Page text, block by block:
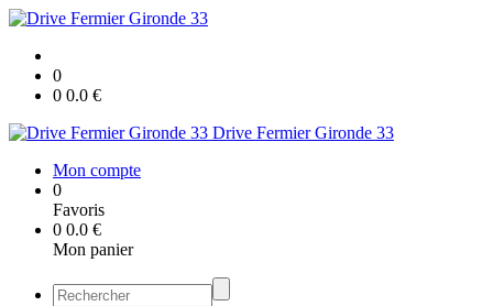
0
0 0.0 €
Drive Fermier Gironde 33
Mon compte
0
Favoris
0 0.0 €
Mon panier